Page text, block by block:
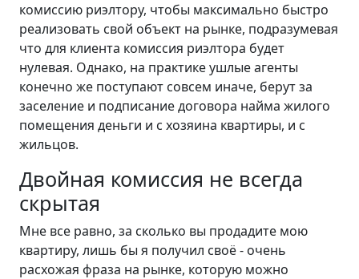
комиссию риэлтору, чтобы максимально быстро
реализовать свой объект на рынке, подразумевая
что для клиента комиссия риэлтора будет
нулевая. Однако, на практике ушлые агенты
конечно же поступают совсем иначе, берут за
заселение и подписание договора найма жилого
помещения деньги и с хозяина квартиры, и с
жильцов.
Двойная комиссия не всегда
скрытая
Мне все равно, за сколько вы продадите мою
квартиру, лишь бы я получил своё - очень
расхожая фраза на рынке, которую можно